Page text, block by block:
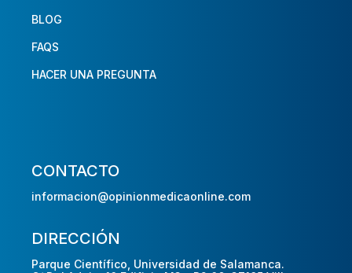
BLOG
FAQS
HACER UNA PREGUNTA
CONTACTO
informacion@opinionmedicaonline.com
DIRECCIÓN
Parque Científico, Universidad de Salamanca.